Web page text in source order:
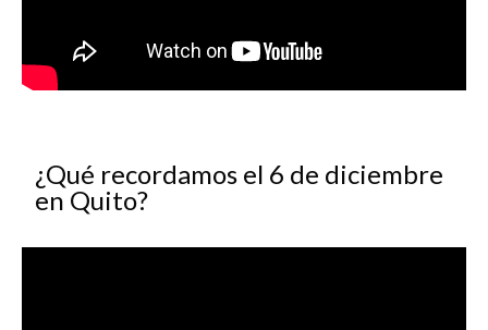
¿Qué recordamos el 6 de diciembre
en Quito?